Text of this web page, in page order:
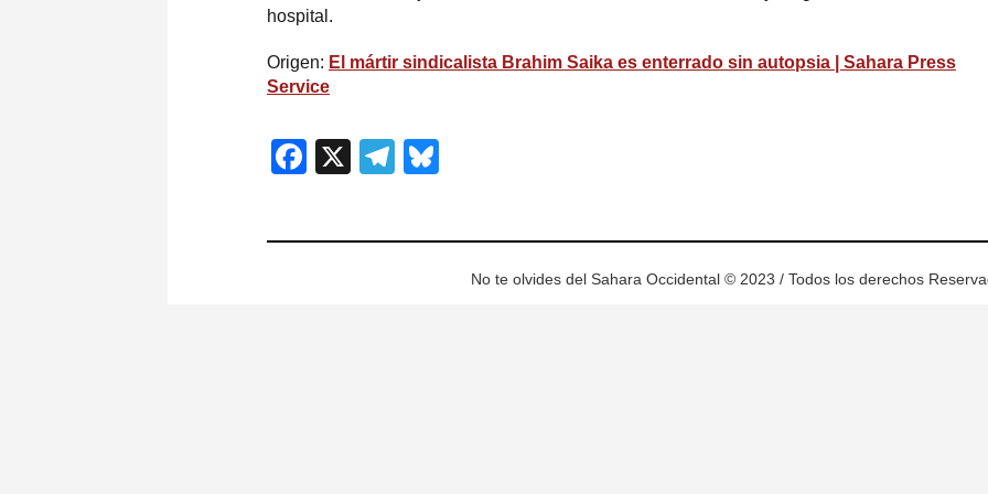
hospital.
Origen: El mártir sindicalista Brahim Saika es enterrado sin autopsia | Sahara Press
Service
Facebook
X Telegram
No te olvides del Sahara Occidental © 2023 / Todos los derechos